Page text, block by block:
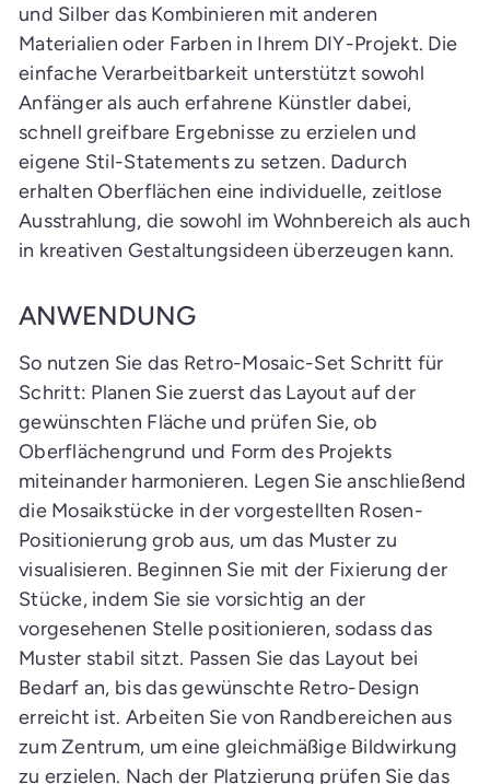
und Silber das Kombinieren mit anderen
Materialien oder Farben in Ihrem DIY-Projekt. Die
einfache Verarbeitbarkeit unterstützt sowohl
Anfänger als auch erfahrene Künstler dabei,
schnell greifbare Ergebnisse zu erzielen und
eigene Stil-Statements zu setzen. Dadurch
erhalten Oberflächen eine individuelle, zeitlose
Ausstrahlung, die sowohl im Wohnbereich als auch
in kreativen Gestaltungsideen überzeugen kann.
ANWENDUNG
So nutzen Sie das Retro-Mosaic-Set Schritt für
Schritt: Planen Sie zuerst das Layout auf der
gewünschten Fläche und prüfen Sie, ob
Oberflächengrund und Form des Projekts
miteinander harmonieren. Legen Sie anschließend
die Mosaikstücke in der vorgestellten Rosen-
Positionierung grob aus, um das Muster zu
visualisieren. Beginnen Sie mit der Fixierung der
Stücke, indem Sie sie vorsichtig an der
vorgesehenen Stelle positionieren, sodass das
Muster stabil sitzt. Passen Sie das Layout bei
Bedarf an, bis das gewünschte Retro-Design
erreicht ist. Arbeiten Sie von Randbereichen aus
zum Zentrum, um eine gleichmäßige Bildwirkung
zu erzielen. Nach der Platzierung prüfen Sie das